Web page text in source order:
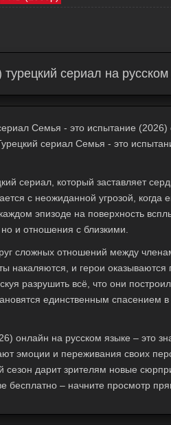
сериал на
Семья - это испытание
сериал Семья - это
сериал, который заставляет
с неожиданной угрозой, когда
эпизоде на поверхность
и отношения с близкими.
сложных отношений между
накаляются, и герои
разрушить всё, что они
единственным спасением
онлайн на русском языке – это
эмоции и переживания своих
сезон дарит зрителям новые
бесплатно – начните просмотр